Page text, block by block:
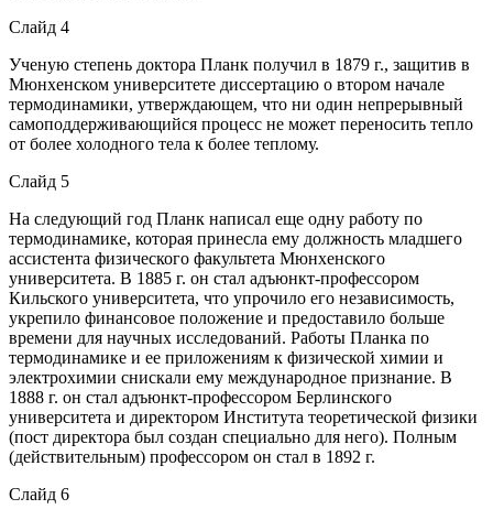
Слайд 4
Ученую степень доктора Планк получил в 1879 г., защитив в
Мюнхенском университете диссертацию о втором начале
термодинамики, утверждающем, что ни один непрерывный
самоподдерживающийся процесс не может переносить тепло
от более холодного тела к более теплому.
Слайд 5
На следующий год Планк написал еще одну работу по
термодинамике, которая принесла ему должность младшего
ассистента физического факультета Мюнхенского
университета. В 1885 г. он стал адъюнкт-профессором
Кильского университета, что упрочило его независимость,
укрепило финансовое положение и предоставило больше
времени для научных исследований. Работы Планка по
термодинамике и ее приложениям к физической химии и
электрохимии снискали ему международное признание. В
1888 г. он стал адъюнкт-профессором Берлинского
университета и директором Института теоретической физики
(пост директора был создан специально для него). Полным
(действительным) профессором он стал в 1892 г.
Слайд 6